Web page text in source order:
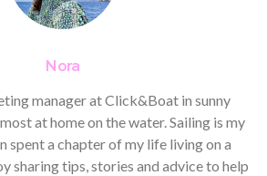
Nora
manager at Click&Boat in sunny
at home on the water. Sailing is my
spent a chapter of my life living on a
sharing tips, stories and advice to help